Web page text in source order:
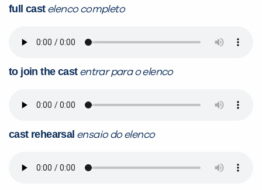
full cast elenco completo
to join the cast entrar para o elenco
cast rehearsal ensaio do elenco